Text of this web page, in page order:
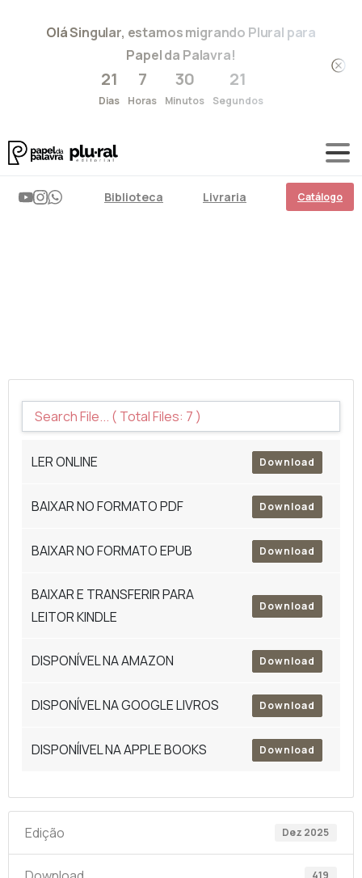
Olá Singular, estamos migrando Plural para
Papel da Palavra!
21
Dias
7
Horas
30
Minutos
21
Segundos
Biblioteca Livraria Catálogo
LER ONLINE Download
BAIXAR NO FORMATO PDF Download
BAIXAR NO FORMATO EPUB Download
BAIXAR E TRANSFERIR PARA
LEITOR KINDLE
Download
DISPONÍVEL NA AMAZON Download
DISPONÍVEL NA GOOGLE LIVROS Download
DISPONÍIVEL NA APPLE BOOKS Download
Edição Dez 2025
419